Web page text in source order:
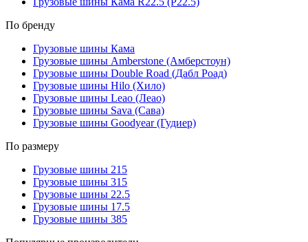
По бренду
Грузовые шины Кама
Грузовые шины Amberstone (Амберстоун)
Грузовые шины Double Road (Дабл Роад)
Грузовые шины Hilo (Хило)
Грузовые шины Leao (Леао)
Грузовые шины Sava (Сава)
Грузовые шины Goodyear (Гудиер)
По размеру
Грузовые шины 215
Грузовые шины 315
Грузовые шины 22.5
Грузовые шины 17.5
Грузовые шины 385